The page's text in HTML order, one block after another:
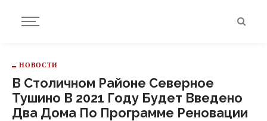
НОВОСТИ
В Столичном Районе Северное
Тушино В 2021 Году Будет Введено
Два Дома По Программе Реновации